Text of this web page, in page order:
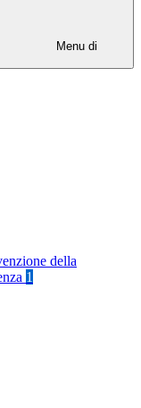
Menu di
della
1